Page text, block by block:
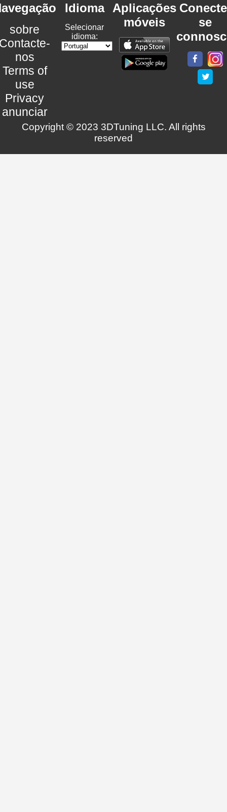
sobre
nos
Terms of
use
Privacy
anunciar
Idioma
Selecionar
idioma:
Aplicações
móveis
se
Copyright © 2023 3DTuning LLC. All rights
reserved